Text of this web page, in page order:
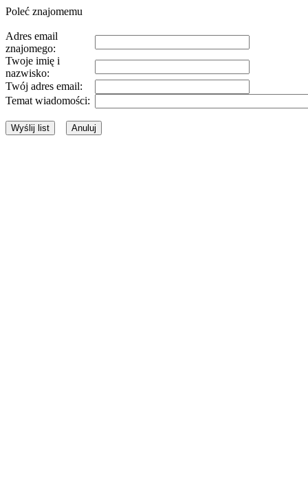
Poleć znajomemu
Adres email
znajomego:
Twoje imię i
nazwisko:
Twój adres email:
Temat wiadomości: